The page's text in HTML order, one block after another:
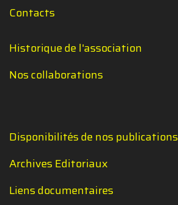
Contacts
Historique de l'association
Nos collaborations
Disponibilités de nos publications
Archives Editoriaux
Liens documentaires